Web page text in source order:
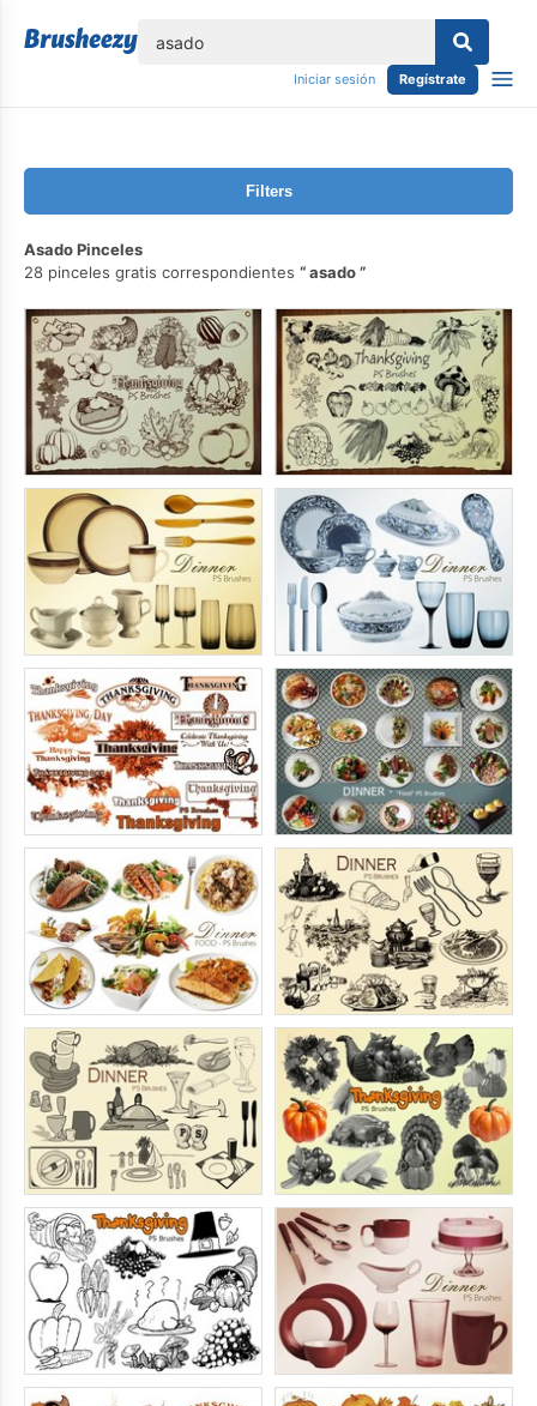
Iniciar sesión Regístrate
Filters
Asado Pinceles
28 pinceles gratis correspondientes
asado